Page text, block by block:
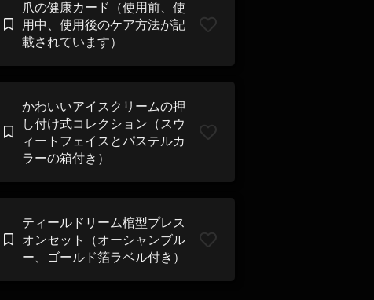
爪の健康カード（使用前、使
用中、使用後のケア方法が記
載されています）
かわいいアイスクリームの押
し付け式コレクション（スウ
ィートフェイスとパステルカ
ラーの箱付き）
ティールドリーム棺型プレス
オンセット（オーシャンブル
ー、ゴールド箔ラベル付き）